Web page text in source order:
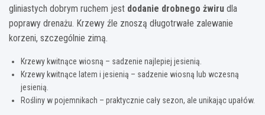
gliniastych dobrym ruchem jest dodanie drobnego żwiru dla
poprawy drenażu. Krzewy źle znoszą długotrwałe zalewanie
korzeni, szczególnie zimą.
Krzewy kwitnące wiosną – sadzenie najlepiej jesienią.
Krzewy kwitnące latem i jesienią – sadzenie wiosną lub wczesną
jesienią.
Rośliny w pojemnikach – praktycznie cały sezon, ale unikając upałów.